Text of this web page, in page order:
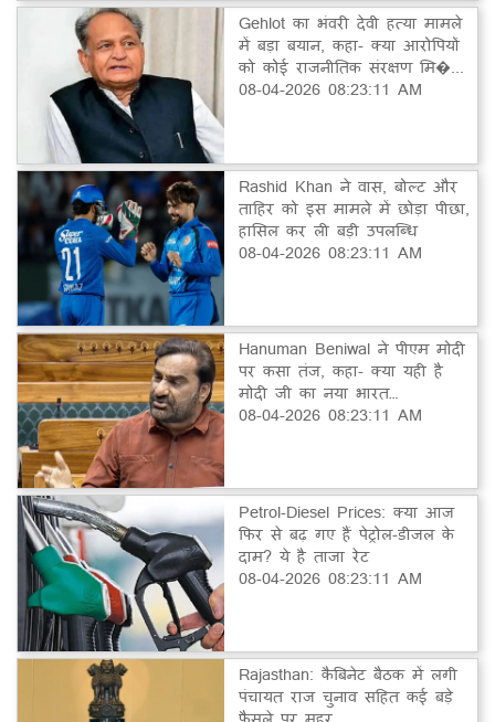
Gehlot का भंवरी देवी हत्या मामले
में बड़ा बयान, कहा- क्या आरोपियों
को कोई राजनीतिक संरक्षण मि�...
08-04-2026 08:23:11 AM
Rashid Khan ने वास, बोल्ट और
ताहिर को इस मामले में छोड़ा पीछा,
हासिल कर ली बड़ी उपलब्धि
08-04-2026 08:23:11 AM
Hanuman Beniwal ने पीएम मोदी
पर कसा तंज, कहा- क्या यही है
मोदी जी का नया भारत…
08-04-2026 08:23:11 AM
Petrol-Diesel Prices: क्या आज
फिर से बढ़ गए हैं पेट्रोल-डीजल के
दाम? ये है ताजा रेट
08-04-2026 08:23:11 AM
Rajasthan: कैबिनेट बैठक में लगी
पंचायत राज चुनाव सहित कई बड़े